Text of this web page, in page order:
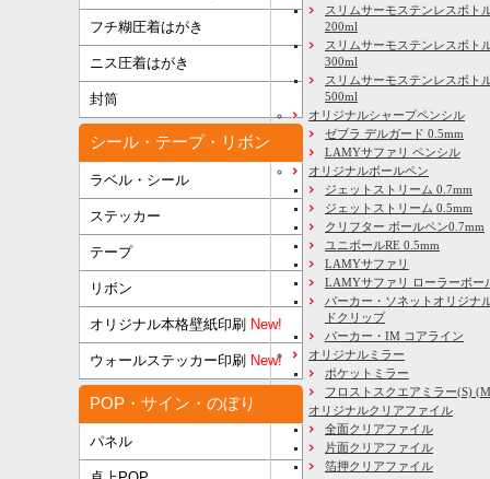
フチ糊圧着はがき
ニス圧着はがき
封筒
シール・テープ・リボン
ラベル・シール
ステッカー
テープ
リボン
オリジナル本格壁紙印刷 New!
ウォールステッカー印刷 New!
POP・サイン・のぼり
パネル
スリムサーモステンレスボト
200ml
スリムサーモステンレスボト
300ml
スリムサーモステンレスボト
500ml
オリジナルシャープペンシル
ゼブラ デルガード 0.5mm
LAMYサファリ ペンシル
オリジナルボールペン
ジェットストリーム 0.7mm
ジェットストリーム 0.5mm
クリフター ボールペン0.7mm
ユニボールRE 0.5mm
LAMYサファリ
LAMYサファリ ローラーボー
パーカー・ソネットオリジナ
ドクリップ
パーカー・IM コアライン
オリジナルミラー
ポケットミラー
フロストスクエアミラー(S)
オリジナルクリアファイル
全面クリアファイル
片面クリアファイル
箔押クリアファイル